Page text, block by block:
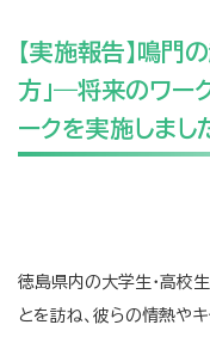
【実施報告】鳴門
方」―将来のワー
ークを実施しまし
徳島県内の大学生・高校
とを訪ね、彼らの情熱や